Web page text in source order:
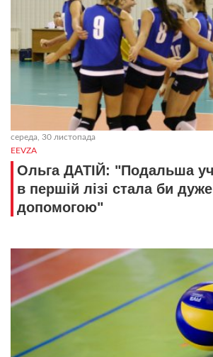
середа, 30 листопада
EEVZA
Ольга ДАТІЙ: "Подальша
в першій лізі стала би
допомогою"